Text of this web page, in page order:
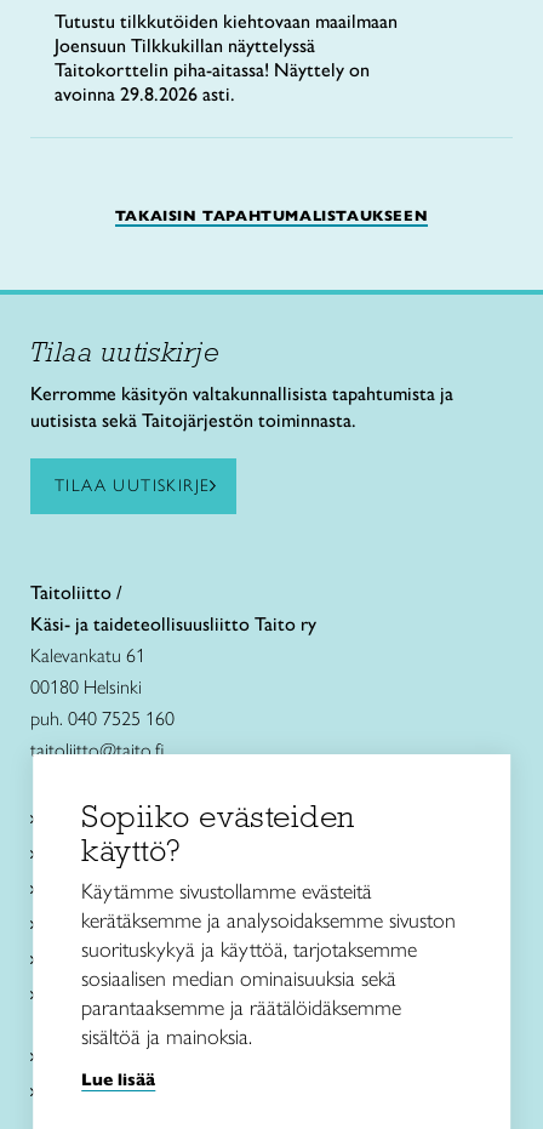
Tutustu tilkkutöiden kiehtovaan maailmaan
Joensuun Tilkkukillan näyttelyssä
Taitokorttelin piha-aitassa! Näyttely on
avoinna 29.8.2026 asti.
TAKAISIN TAPAHTUMALISTAUKSEEN
Tilaa uutiskirje
Kerromme käsityön valtakunnallisista tapahtumista ja
uutisista sekä Taitojärjestön toiminnasta.
TILAA UUTISKIRJE
Taitoliitto /
Käsi- ja taideteollisuusliitto Taito ry
Kalevankatu 61
00180 Helsinki
puh. 040 7525 160
taitoliitto@taito.fi
Käsityökurssit ja koulutus
Ajankohtaista
Käsityöohjeet
Me olemme Taito
Paikallinen toiminta
Verkkokaupat
Kirjaudu Arviin
Kirjaudu Taitocampukseen
Sopiiko evästeiden
käyttö?
Käytämme sivustollamme evästeitä
kerätäksemme ja analysoidaksemme sivuston
suorituskykyä ja käyttöä, tarjotaksemme
sosiaalisen median ominaisuuksia sekä
parantaaksemme ja räätälöidäksemme
sisältöä ja mainoksia.
Lue lisää